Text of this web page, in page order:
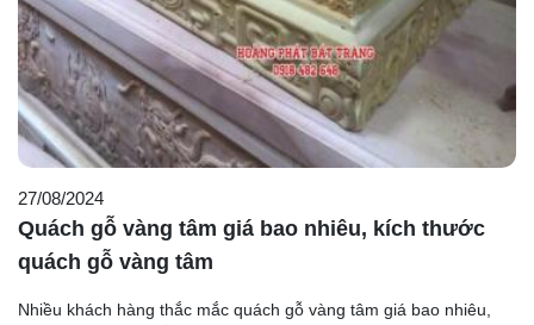
27/08/2024
Quách gỗ vàng tâm giá bao nhiêu, kích thước
quách gỗ vàng tâm
Nhiều khách hàng thắc mắc quách gỗ vàng tâm giá bao nhiêu,